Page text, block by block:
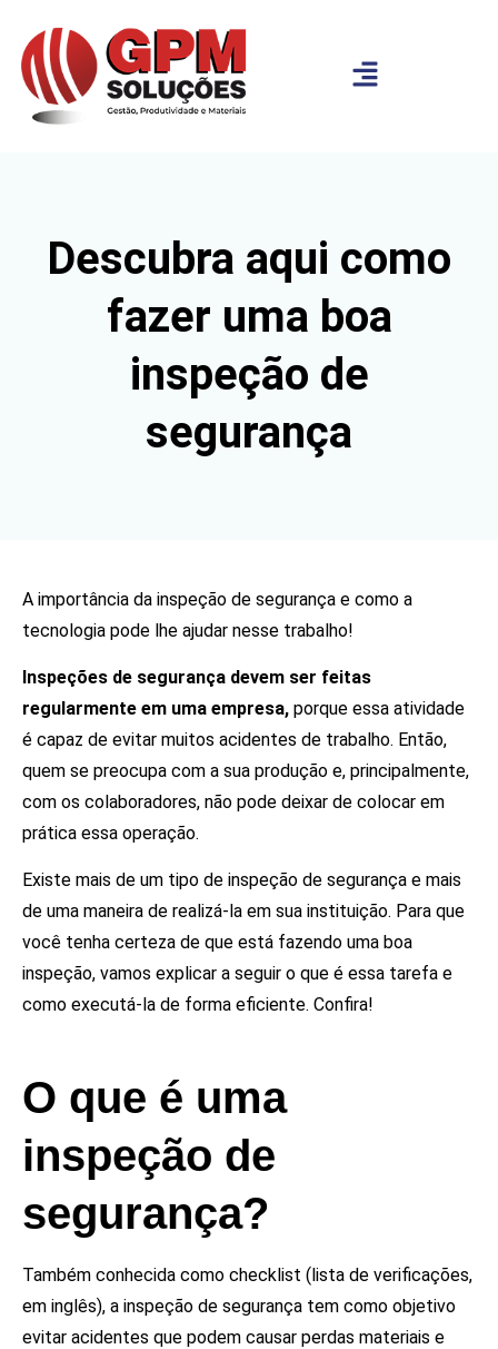
Descubra aqui como
fazer uma boa
inspeção de
segurança
A importância da inspeção de segurança e como a
tecnologia pode lhe ajudar nesse trabalho!
Inspeções de segurança devem ser feitas
regularmente em uma empresa, porque essa atividade
é capaz de evitar muitos acidentes de trabalho. Então,
quem se preocupa com a sua produção e, principalmente,
com os colaboradores, não pode deixar de colocar em
prática essa operação.
Existe mais de um tipo de inspeção de segurança e mais
de uma maneira de realizá-la em sua instituição. Para que
você tenha certeza de que está fazendo uma boa
inspeção, vamos explicar a seguir o que é essa tarefa e
como executá-la de forma eficiente. Confira!
O que é uma
inspeção de
segurança?
Também conhecida como checklist (lista de verificações,
em inglês), a inspeção de segurança tem como objetivo
evitar acidentes que podem causar perdas materiais e